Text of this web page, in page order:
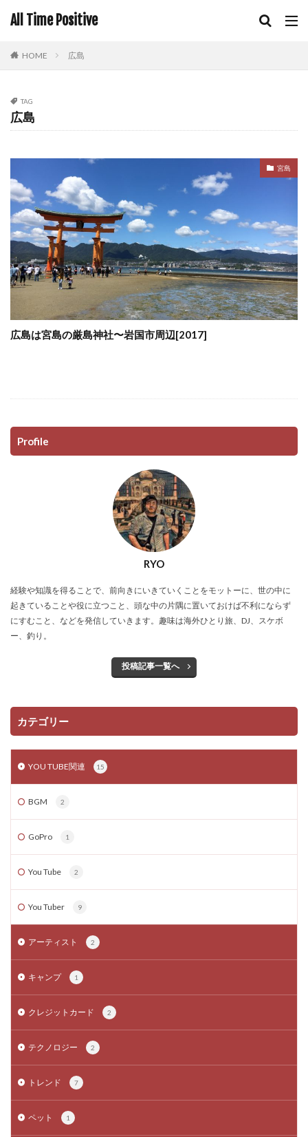
All Time Positive
HOME 広島
TAG
広島
宮島
広島は宮島の厳島神社〜岩国市周辺[2017]
Profile
RYO
経験や知識を得ることで、前向きにいきていくことをモットーに、世の中に
起きていることや役に立つこと、頭な中の片隅に置いておけば不利にならず
にすむこと、などを発信していきます。趣味は海外ひとり旅、DJ、スケボ
ー、釣り。
投稿記事一覧へ
カテゴリー
YOU TUBE関連 15
BGM 2
GoPro 1
You Tube 2
You Tuber 9
アーティスト 2
キャンプ 1
クレジットカード 2
テクノロジー 2
トレンド 7
ペット 1